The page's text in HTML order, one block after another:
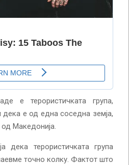
е терористичката група,
дека е од една соседна земја,
Македонија.
дека терористичката група
точно колку. Фактот што